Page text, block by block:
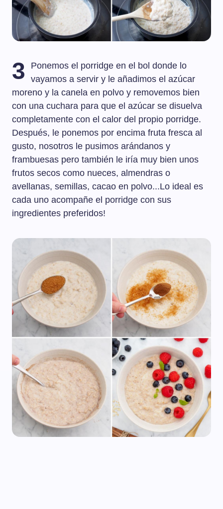
3
Ponemos el porridge en el bol donde lo
vayamos a servir y le añadimos el azúcar
moreno y la canela en polvo y removemos bien
con una cuchara para que el azúcar se disuelva
completamente con el calor del propio porridge.
Después, le ponemos por encima fruta fresca al
gusto, nosotros le pusimos arándanos y
frambuesas pero también le iría muy bien unos
frutos secos como nueces, almendras o
avellanas, semillas, cacao en polvo...Lo ideal es
cada uno acompañe el porridge con sus
ingredientes preferidos!